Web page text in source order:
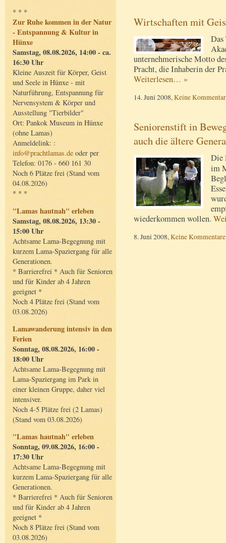
* * *
Zur Ruhe kommen in der Natur
- Entspannung & Kultur in
Hünxe
Samstag, 08.08.2026, 14:00 - ca.
16:30 Uhr
Kleine Auszeit für Körper, Geist
und Seele in Hünxe - mit
Naturführung, Entspannung für
Nervensystem & Körper und
Ausstellung "Tierbilder"
Ort: Pankok Museum in Hünxe
(ohne Lamas)
Anmeldelink: :
info@prachtlamas.de oder per
Telefon: 0176 - 660 161 30
Noch 6 Plätze frei (Stand vom
04.08.2026)
* * *
"Lamas hautnah" erleben
Samstag, 08.08.2026, 13:30 -
15:00 Uhr
Achtsame Lama-Begegnung mit
kurzem Lama-Spaziergang für alle
Generationen.
* Barrierefrei * Auch für Senioren
und für Kinder ab 4 Jahren
geeignet *
Noch 4 Plätze frei (Stand vom
03.08.2026)
Lamawanderung intensiv in den
Ferien
Sonntag, 08.08.2026, 16:00 -
18:00 Uhr
Achtsame Lama-Begegnung mit
Lama-Spaziergang im Park in
einer kleinen Gruppe, daher viel
intensiver.
Noch 4-5 Plätze frei (2 Lamas)
(Stand vom 03.08.2026)
"Lamas hautnah" erleben
Sonntag, 09.08.2026, 16:00 -
17:30 Uhr
Achtsame Lama-Begegnung mit
kurzem Lama-Spaziergang für alle
Generationen.
* Barrierefrei * Auch für Senioren
und für Kinder ab 4 Jahren
geeignet *
Noch 8 Plätze frei (Stand vom
03.08.2026)
Wirtschaften mit
Das
unternehmerische Motto
Pracht, die Inhaberin der
Weiterlesen… »
14. Juni 2008,Keine
Seniorenstift in
auch die ältere
Die
im
wiederkommen wollen.
8. Juni 2008, Keine Kommentare